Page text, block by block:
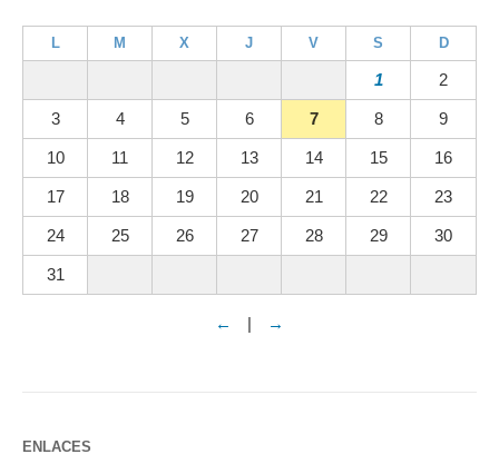
L M X J V S D
1 2
3 4 5 6 7 8 9
10 11 12 13 14 15 16
17 18 19 20 21 22 23
24 25 26 27 28 29 30
31
← | →
ENLACES